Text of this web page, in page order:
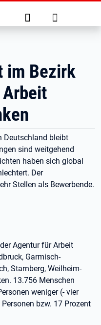
Suche Anmelden
im Bezirk
Deutschland bleibt
sind weitgehend
haben sich global
Der
Stellen als Bewerbende.
Agentur für Arbeit
Garmisch-
Starnberg, Weilheim-
13.756 Menschen
weniger (- vier
bzw. 17 Prozent